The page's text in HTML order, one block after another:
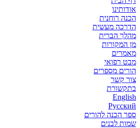
אודותינו
הכנה רוחנית
הדרכה מעשית
מהלך הברית
מן המקורות
מאמרים
מבט רפואי
הורים מספרים
צור קשר
בתקשורת
English
Русский
ספר הכנה להורים
שמות לבנים